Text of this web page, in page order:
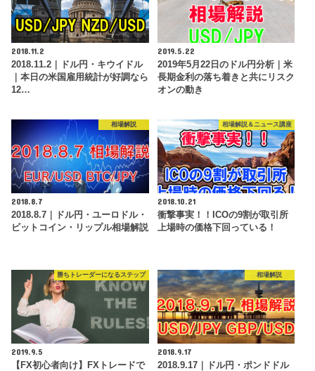
2018.11.2
2018.11.2｜ドル円・キウイドル
｜本日の米国雇用統計が好調なら
12…
2019.5.22
2019年5月22日のドル円分析｜米
長期金利の落ち着きと共にリスク
オンの動き
相場解説
2018.8.7
2018.8.7｜ドル円・ユーロドル・
ビットコイン・リップル相場解説
相場解説＆ニュース講座
2018.10.21
衝撃事実！！ICOの9割が取引所
上場時の価格下回っている！
勝ちトレーダーになるステップ
2019.9.5
【FX初心者向け】FXトレードで
相場解説
2018.9.17
2018.9.17｜ドル円・ポンドドル